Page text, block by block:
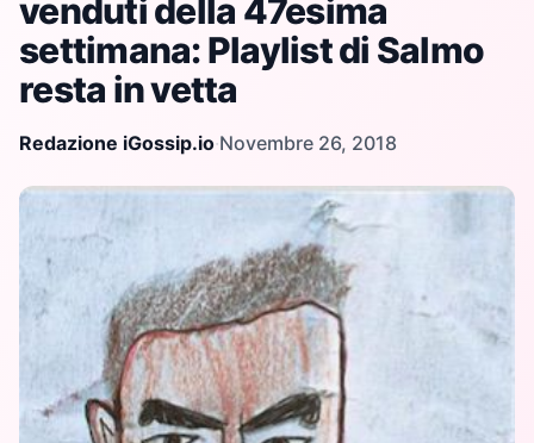
venduti della 47esima
settimana: Playlist di Salmo
resta in vetta
Redazione iGossip.io·Novembre 26, 2018